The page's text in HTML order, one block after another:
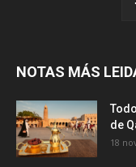
NOTAS MÁS
de
18